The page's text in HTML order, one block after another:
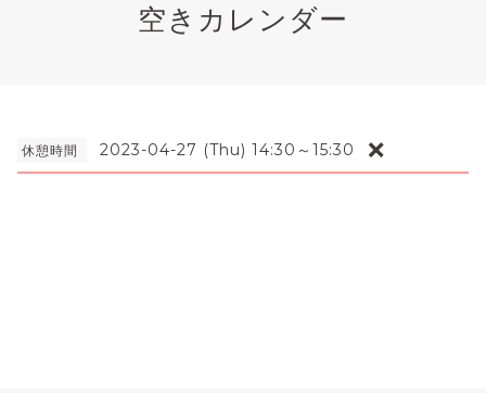
空きカレンダー
休憩時間 2023-04-27 (Thu) 14:30～15:30 ❌